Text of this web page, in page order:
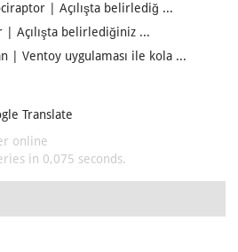
| Açılışta belirlediğ ...
| Açılışta belirlediğiniz ...
| Ventoy uygulaması ile kola ...
Translate
online
in 0,075 seconds.